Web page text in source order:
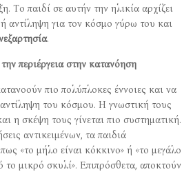
Το παιδί σε αυτήν την ηλικία αρχίζει
αντίληψη για τον κόσμο γύρω του και
.
περιέργεια στην κατανόηση
πιο πολύπλοκες έννοιες και να
του κόσμου. Η γνωστική τους
η σκέψη τους γίνεται πιο συστηματική.
αντικειμένων, τα παιδιά
«το μήλο είναι κόκκινο» ή «το μεγάλο
το μικρό σκυλί». Επιπρόσθετα, αποκτούν